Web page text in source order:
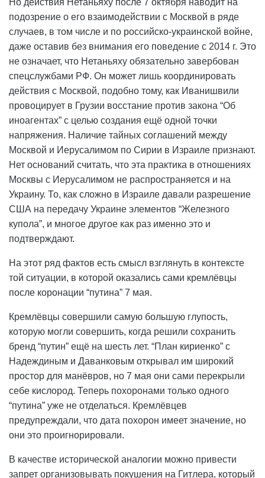
Но действия Нетаньяху после 7 октября наводит на
подозрение о его взаимодействии с Москвой в ряде
случаев, в том числе и по российско-украинской войне,
даже оставив без внимания его поведение с 2014 г. Это
не означает, что Нетаньяху обязательно завербован
спецслужбами РФ. Он может лишь координировать
действия с Москвой, подобно тому, как Иванишвили
провоцирует в Грузии восстание против закона “Об
иноагентах” с целью создания ещё одной точки
напряжения. Наличие тайных соглашений между
Москвой и Иерусалимом по Сирии в Израиле признают.
Нет оснований считать, что эта практика в отношениях
Москвы с Иерусалимом не распространяется и на
Украину. То, как сложно в Израиле давали разрешение
США на передачу Украине элементов “Железного
купола”, и многое другое как раз именно это и
подтверждают.
На этот ряд фактов есть смысл взглянуть в контексте
той ситуации, в которой оказались сами кремлёвцы
после коронации “путина” 7 мая.
Кремлёвцы совершили самую большую глупость,
которую могли совершить, когда решили сохранить
бренд “путин” ещё на шесть лет. “План кириенко” с
Надеждиным и Даванковым открывал им широкий
простор для манёвров, но 7 мая они сами перекрыли
себе кислород. Теперь похоронами только одного
“путина” уже не отделаться. Кремлёвцев
предупреждали, что дата похорон имеет значение, но
они это проигнорировали.
В качестве исторической аналогии можно привести
запрет организовывать покушения на Гитлера, который